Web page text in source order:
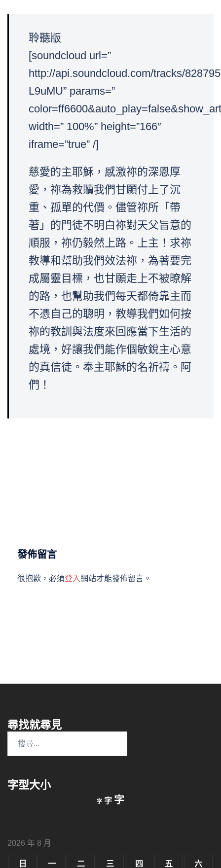
聆聽版
[soundcloud url=”
http://api.soundcloud.com/tracks/
L9uMU” params=”
width=” 100%” height=”166″
iframe=”true” /]
慈愛的主耶穌，感激祢的深恩厚
愛，祢為救贖我們甘願付上了沉
重、孤單的代價。儘管祢所「帶
著」的門徒不明白祢對天父旨意的
順服，祢仍毅然上路。上主！求祢
教導和幫助我們效法祢，為著要完
成屬靈目標，也甘願走上不被暸解
的路，也幫助我們每天都倚靠主而
不憑自己的聰明，教導我們如何按
祢的教訓與法度來回應當下生活的
處境，好讓我們能作個敏銳主心意
的真信徒。奉主耶穌的名祈禱。阿
們！
發佈留言
很抱歉，必須登入網站才能發佈留言。
尋找就尋見
字:
字型大小
字 小
字重
小。
字放
2026 年 8 月
日 一 二 三 四 五 六